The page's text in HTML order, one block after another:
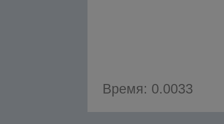
Время: 0.0033